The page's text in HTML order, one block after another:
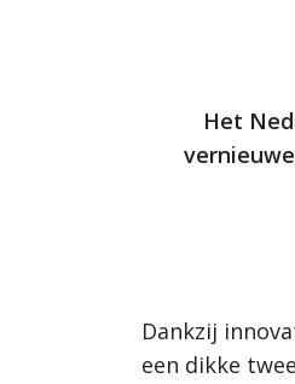
Het
Dankzij
een dikke